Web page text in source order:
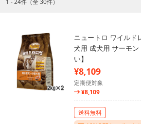
ニュートロ ワイルド
犬用 成犬用 サーモ
い】
¥8,109
定期便対象
¥8,109
送料無料